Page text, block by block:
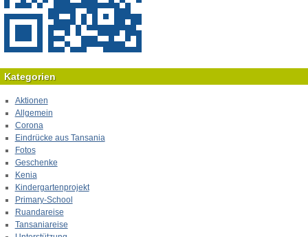
Kategorien
Aktionen
Allgemein
Corona
Eindrücke aus Tansania
Fotos
Geschenke
Kenia
Kindergartenprojekt
Primary-School
Ruandareise
Tansaniareise